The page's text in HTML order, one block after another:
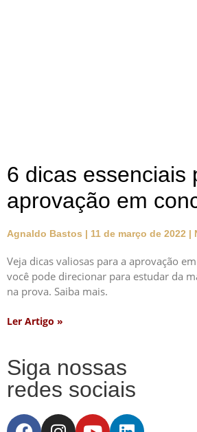
6 dicas essenciais
aprovação em
Agnaldo Bastos 11 de março de 2022
Veja dicas valiosas para a aprovação
você pode direcionar para estudar da
na prova. Saiba mais.
Ler Artigo »
Siga nossas
redes sociais